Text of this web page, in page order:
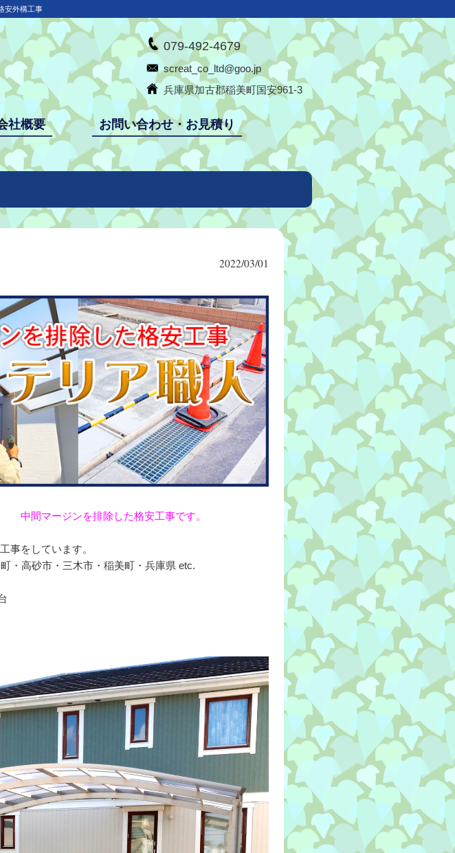
安外構工事
079-492-4679
screat_co_ltd@goo.jp
兵庫県加古郡稲美町国安961-3
社概要 お問い合わせ・お見積り
2022/03/01
中間マージンを排除した格安工事です。
事をしています。
・高砂市・三木市・稲美町・兵庫県 etc.